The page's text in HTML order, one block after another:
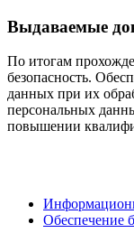
Выдаваемые
По итогам
безопасность.
данных при их
персональных
повышении
Обеспечение